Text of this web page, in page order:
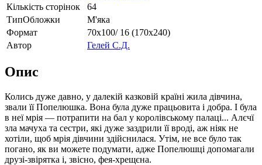
Кількість сторінок
64
ТипОбложки
М'яка
Формат
70х100/ 16 (170х240)
Автор
Гелей С.Д.
Опис
Колись дуже давно, у далекій казковій країні жила дівчина,
звали її Попелюшка. Вона була дуже працьовита і добра. І була
в неї мрія — потрапити на бал у королівському палаці... Алєчї
зла мачуха та сестри, які дуже заздрили її вроді, аж ніяк не
хотіли, щоб мрія дівчини здійснилася. Утім, не все було так
погано, як ви можете подумати, адже Попелюшці допомагали
друзі-звірятка і, звісно, фея-хрещєна.